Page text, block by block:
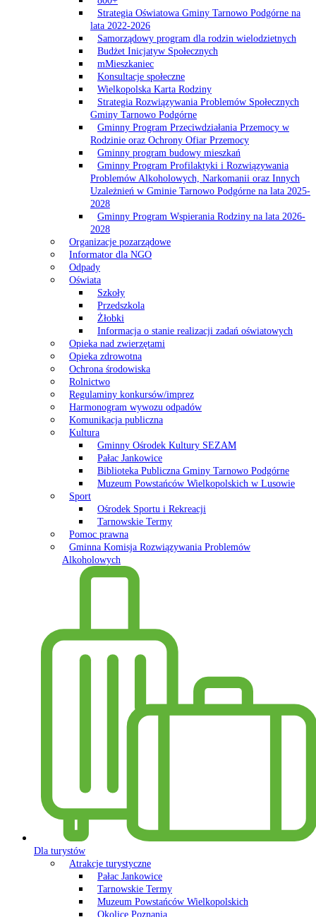
Strategia Oświatowa Gminy Tarnowo Podgórne na
lata 2022-2026
Samorządowy program dla rodzin wielodzietnych
Budżet Inicjatyw Społecznych
mMieszkaniec
Konsultacje społeczne
Wielkopolska Karta Rodziny
Strategia Rozwiązywania Problemów Społecznych
Gminy Tarnowo Podgórne
Gminny Program Przeciwdziałania Przemocy w
Rodzinie oraz Ochrony Ofiar Przemocy
Gminny program budowy mieszkań
Gminny Program Profilaktyki i Rozwiązywania
Problemów Alkoholowych, Narkomanii oraz Innych
Uzależnień w Gminie Tarnowo Podgórne na lata 2025-
2028
Gminny Program Wspierania Rodziny na lata 2026-
2028
Organizacje pozarządowe
Informator dla NGO
Odpady
Oświata
Szkoły
Przedszkola
Żłobki
Informacja o stanie realizacji zadań oświatowych
Opieka nad zwierzętami
Opieka zdrowotna
Ochrona środowiska
Rolnictwo
Regulaminy konkursów/imprez
Harmonogram wywozu odpadów
Komunikacja publiczna
Kultura
Gminny Ośrodek Kultury SEZAM
Pałac Jankowice
Biblioteka Publiczna Gminy Tarnowo Podgórne
Muzeum Powstańców Wielkopolskich w Lusowie
Sport
Ośrodek Sportu i Rekreacji
Tarnowskie Termy
Pomoc prawna
Gminna Komisja Rozwiązywania Problemów
Alkoholowych
Dla turystów
Atrakcje turystyczne
Pałac Jankowice
Tarnowskie Termy
Muzeum Powstańców Wielkopolskich
Okolice Poznania